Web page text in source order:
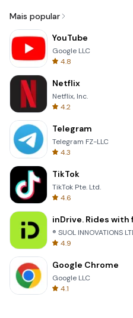
Mais popular
YouTube
Google LLC
4.8
Netflix
Netflix, Inc.
4.2
Telegram
Telegram FZ-LLC
4.3
TikTok
TikTok Pte. Ltd.
4.6
inDrive. Rides with
® SUOL INNOVATIONS
4.9
Google Chrome
Google LLC
4.1